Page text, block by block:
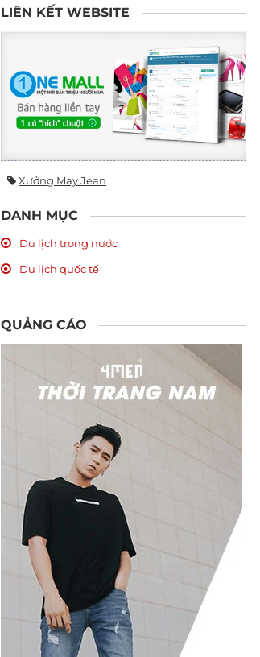
LIÊN KẾT WEBSITE
Xưởng May Jean
DANH MỤC
Du lịch trong nước
Du lịch quốc tế
QUẢNG CÁO